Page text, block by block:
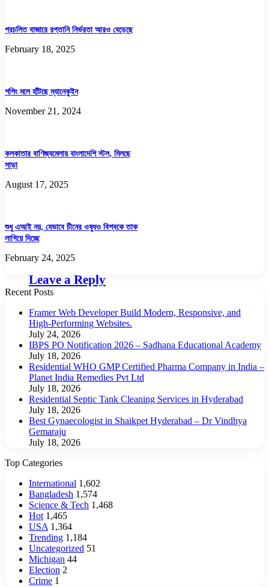
প্রচলিত বাজারে রপ্তানি নির্ভরতা আরও বেড়েছে
February 18, 2025
শপিং মলে হাঁটছে ম্যানেকুইন
November 21, 2024
কলকাতার বাণিজ্যমেলায় বাংলাদেশি স্টল, মিলছে
সাড়া
August 17, 2025
শুধু এআই নয়, যেভাবে চীনের ওষুধও বিশ্বকে তাক
লাগিয়ে দিচ্ছে
February 24, 2025
Leave a Reply
Recent Posts
Framer Web Developer Build Modern, Responsive, and
High-Performing Websites.
July 24, 2026
IBPS PO Notification 2026 – Sadhana Educational Academy
July 18, 2026
Residential WHO GMP Certified Pharma Company in India –
Planet India Remedies Pvt Ltd
July 18, 2026
Residential Septic Tank Cleaning Services in Hyderabad
July 18, 2026
Best Gynaecologist in Shaikpet Hyderabad – Dr Vindhya
Gemaraju
July 18, 2026
Top Categories
International 1,602
Bangladesh 1,574
Science & Tech 1,468
Hot 1,465
USA 1,364
Trending 1,184
Uncategorized 51
Michigan 44
Election 2
Crime 1